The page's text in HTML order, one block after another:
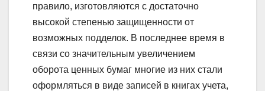
правило, изготовляются с достаточно
высокой степенью защищенности от
возможных подделок. В последнее время в
связи со значительным увеличением
оборота ценных бумаг многие из них стали
оформляться в виде записей в книгах учета,